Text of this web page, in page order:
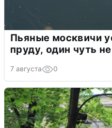
Пьяные москвичи
пруду, один чуть
7 августа 0